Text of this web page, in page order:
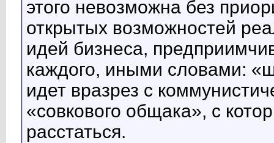
этого невозможна без
открытых возможностей
идей бизнеса,
каждого, иными словами:
идет вразрез с
«совкового общака», с
расстаться.